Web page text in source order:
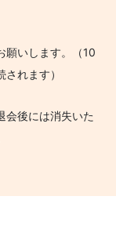
願いします。（10
れます）
会後には消失いた